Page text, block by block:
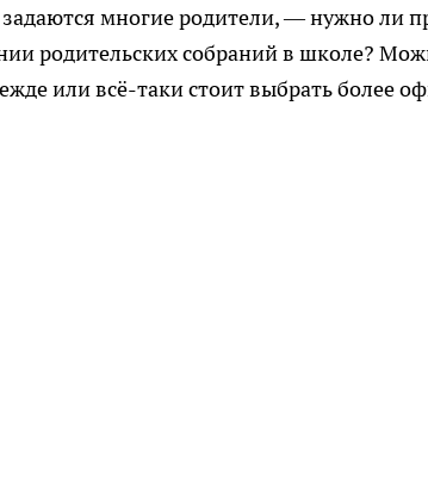
многие родители, — нужно ли
родительских собраний в школе?
или всё-таки стоит выбрать более